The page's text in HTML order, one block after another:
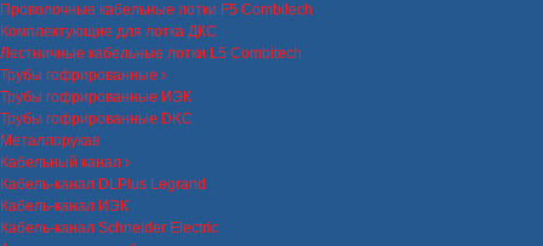
Проволочные кабельные лотки F5 Combitech
Комплектующие для лотка ДКС
Лестничные кабельные лотки L5 Combitech
Трубы гофрированные
Трубы гофрированные ИЭК
Трубы гофрированные DKC
Металлорукав
Кабельный канал
Кабель-канал DLPlus Legrand
Кабель-канал ИЭК
Кабель-канал Schneider Electric